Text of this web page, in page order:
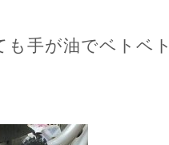
も手が油でベトベ